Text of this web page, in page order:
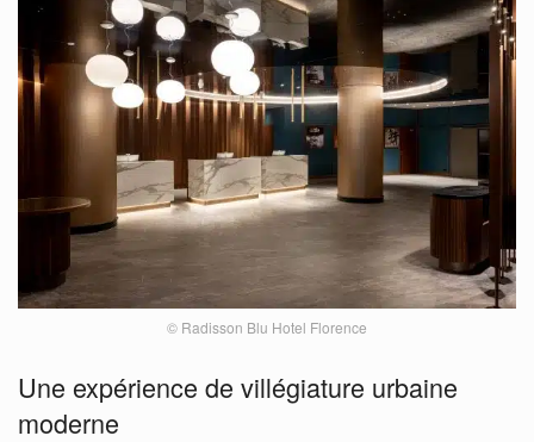
© Radisson Blu Hotel Florence
Une expérience de villégiature urbaine
moderne